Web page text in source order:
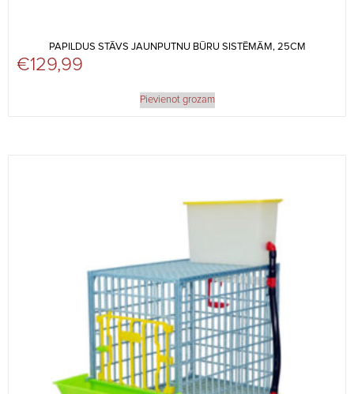
PAPILDUS STĀVS JAUNPUTNU BŪRU SISTĒMĀM, 25CM
€129,99
Pievienot grozam